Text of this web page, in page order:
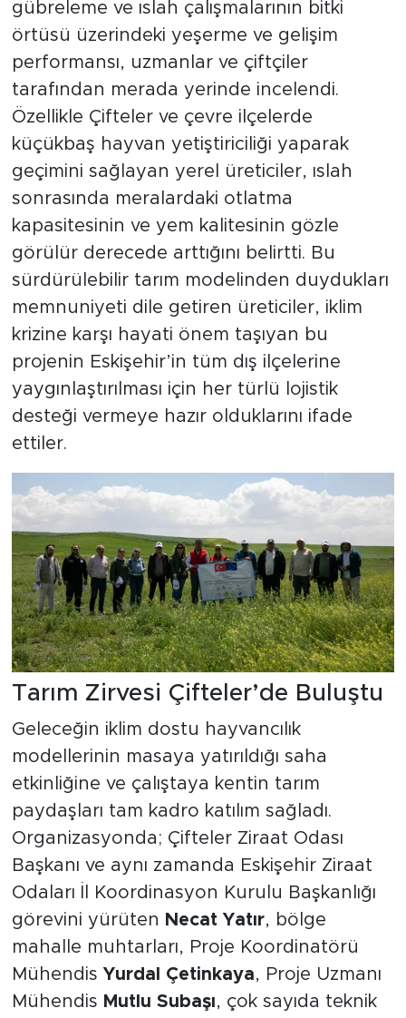
gübreleme ve ıslah çalışmalarının bitki
örtüsü üzerindeki yeşerme ve gelişim
performansı, uzmanlar ve çiftçiler
tarafından merada yerinde incelendi.
Özellikle Çifteler ve çevre ilçelerde
küçükbaş hayvan yetiştiriciliği yaparak
geçimini sağlayan yerel üreticiler, ıslah
sonrasında meralardaki otlatma
kapasitesinin ve yem kalitesinin gözle
görülür derecede arttığını belirtti. Bu
sürdürülebilir tarım modelinden duydukları
memnuniyeti dile getiren üreticiler, iklim
krizine karşı hayati önem taşıyan bu
projenin Eskişehir’in tüm dış ilçelerine
yaygınlaştırılması için her türlü lojistik
desteği vermeye hazır olduklarını ifade
ettiler.
Tarım Zirvesi Çifteler’de Buluştu
Geleceğin iklim dostu hayvancılık
modellerinin masaya yatırıldığı saha
etkinliğine ve çalıştaya kentin tarım
paydaşları tam kadro katılım sağladı.
Organizasyonda; Çifteler Ziraat Odası
Başkanı ve aynı zamanda Eskişehir Ziraat
Odaları İl Koordinasyon Kurulu Başkanlığı
görevini yürüten Necat Yatır, bölge
mahalle muhtarları, Proje Koordinatörü
MühendisYurdal Çetinkaya, Proje Uzmanı
Mühendis Mutlu Subaşı, çok sayıda teknik